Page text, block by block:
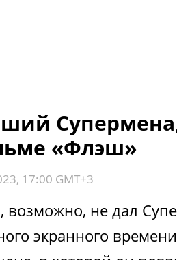
«Флэш»
17:00 GMT+3
возможно, не дал
экранного